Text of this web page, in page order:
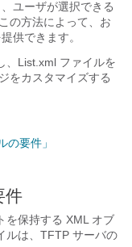
ユーザが選択できる
の方法によって、お
供できます。
、List.xml ファイルを
をカスタマイズする
の要件」
件
を保持する XML オブ
ルは、TFTP サーバの